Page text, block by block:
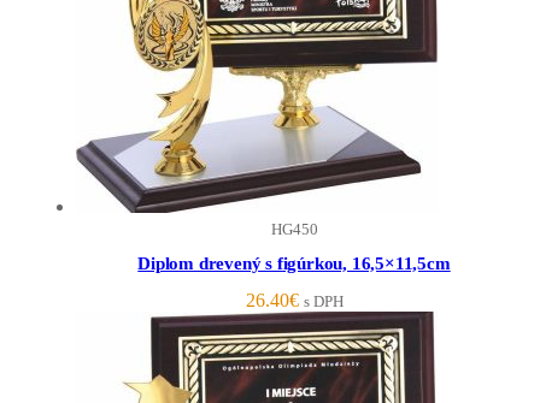
HG450
Diplom drevený s figúrkou, 16,5×11,5cm
26.40€ s DPH